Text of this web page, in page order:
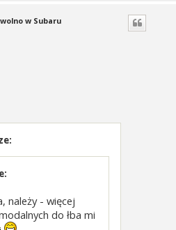
w Subaru
należy - więcej
do łba mi